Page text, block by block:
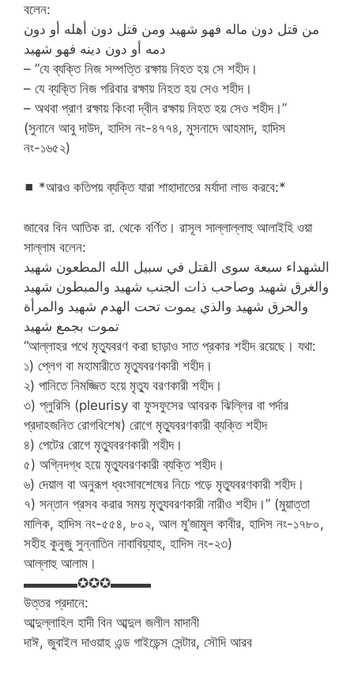
বলেন:
من قتل دون ماله فهو شهيد ومن قتل دون أهله أو دون
دمه أو دون دينه فهو شهيد
– ”যে ব্যক্তি নিজ সম্পত্তি রক্ষায় নিহত হয় সে শহীদ।
– যে ব্যক্তি নিজ পরিবার রক্ষায় নিহত হয় সেও শহীদ।
– অথবা প্রাণ রক্ষায় কিংবা দ্বীন রক্ষায় নিহত হয় সেও শহীদ।”
(সুনানে আবু দাউদ, হাদিস নং-৪৭৭৪, মুসনাদে আহমাদ, হাদিস
নং-১৬৫২)
◼ *আরও কতিপয় ব্যক্তি যারা শাহাদাতের মর্যাদা লাভ করবে:*
জাবের বিন আতিক রা. থেকে বর্ণিত। রাসূল সাল্লাল্লাহু আলাইহি ওয়া
সাল্লাম বলেন:
الشهداء سبعة سوى القتل في سبيل الله المطعون شهيد
والغرق شهيد وصاحب ذات الجنب شهيد والمبطون شهيد
والحرق شهيد والذي يموت تحت الهدم شهيد والمرأة
تموت بجمع شهيد
“আল্লাহর পথে মৃত্যুবরণ করা ছাড়াও সাত প্রকার শহীদ রয়েছে। যথা:
১) প্লেগ বা মহামারীতে মৃত্যুবরণকারী শহীদ।
২) পানিতে নিমজ্জিত হয়ে মৃত্যু বরণকারী শহীদ।
৩) প্লুরিসি (pleurisy বা ফুসফুসের আবরক ঝিল্লির বা পর্দার
প্রদাহজনিত রোগবিশেষ) রোগে মৃত্যুবরণকারী ব্যক্তি শহীদ
৪) পেটের রোগে মৃত্যুবরণকারী শহীদ।
৫) অগ্নিদগ্ধ হয়ে মৃত্যুবরণকারী ব্যক্তি শহীদ।
৬) দেয়াল বা অনুরূপ ধ্বংসাবশেষের নিচে পড়ে মৃত্যুবরণকারী শহীদ।
৭) সন্তান প্রসব করার সময় মৃত্যুবরণকারী নারীও শহীদ।” (মুয়াত্তা
মালিক, হাদিস নং-৫৫৪, ৮০২, আল মু’জামুল কাবীর, হাদিস নং-১৭৮০,
সহীহ কুনুজু সুন্নাতিন নাবাবিয়্যাহ, হাদিস নং-২৩)
আল্লাহু আলাম।
▬▬▬▬✪✪✪▬▬▬
উত্তর প্রদানে:
আব্দুল্লাহিল হাদী বিন আব্দুল জলীল মাদানী
দাঈ, জুবাইল দাওয়াহ এন্ড গাইডেন্স সেন্টার, সৌদি আরব